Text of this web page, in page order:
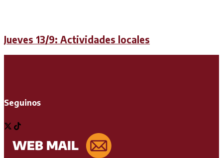
Jueves 13/9: Actividades locales
Seguinos